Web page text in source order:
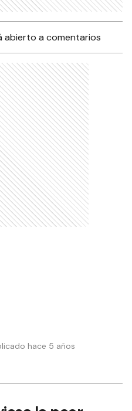
abierto a comentarios
hace 5 años